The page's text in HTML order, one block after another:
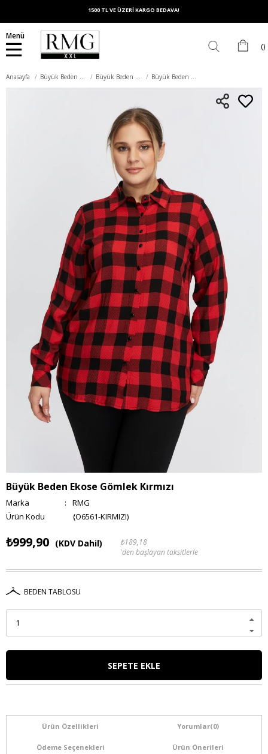
1500 TL VE ÜZERİ KARGO BEDAVA!
Menü
Anasayfa Büyük Beden Üst Giyim Büyük Beden Gömlek Büyük Beden Ekose Gömlek Kırmızı
Büyük Beden Ekose Gömlek Kırmızı
Marka :
RMG
(O6561-KIRMIZI)
₺999,90 (KDV Dahil)
₺189,18
'den başlayan taksitlerle
BEDEN TABLOSU
Ürün Özellikleri Yorumlar(0)
Ödeme Seçenekleri Ürün Önerileri